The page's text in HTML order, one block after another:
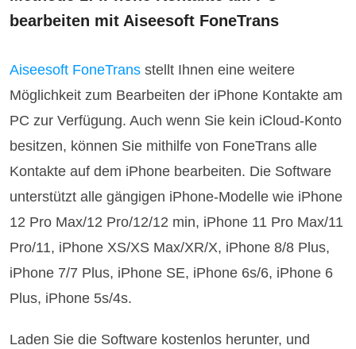
bearbeiten mit Aiseesoft FoneTrans
Aiseesoft FoneTrans stellt Ihnen eine weitere
Möglichkeit zum Bearbeiten der iPhone Kontakte am
PC zur Verfügung. Auch wenn Sie kein iCloud-Konto
besitzen, können Sie mithilfe von FoneTrans alle
Kontakte auf dem iPhone bearbeiten. Die Software
unterstützt alle gängigen iPhone-Modelle wie iPhone
12 Pro Max/12 Pro/12/12 min, iPhone 11 Pro Max/11
Pro/11, iPhone XS/XS Max/XR/X, iPhone 8/8 Plus,
iPhone 7/7 Plus, iPhone SE, iPhone 6s/6, iPhone 6
Plus, iPhone 5s/4s.
Laden Sie die Software kostenlos herunter, und